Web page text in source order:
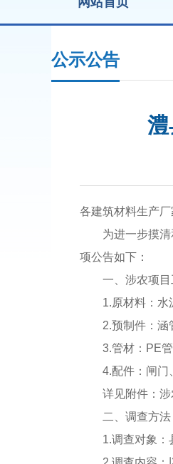
公示公告
各建筑材料生产厂
为进一步摸
项公告如下：
一、涉农项
1.原材料：水
2.预制件：涵
3.管材：PE
4.配件：闸门
详见附件：
二、调查方法
1.调查对象：